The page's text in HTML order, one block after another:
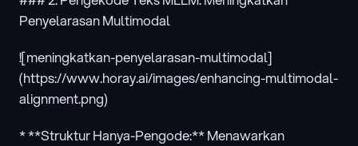
Penyelarasan Multimodal
![meningkatkan-penyelarasan-multimodal]
(https://www.horay.ai/images/enhancing-multimodal-
alignment.png)
* **Struktur Hanya-Pengode:** Menawarkan